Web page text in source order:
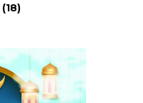
(18)